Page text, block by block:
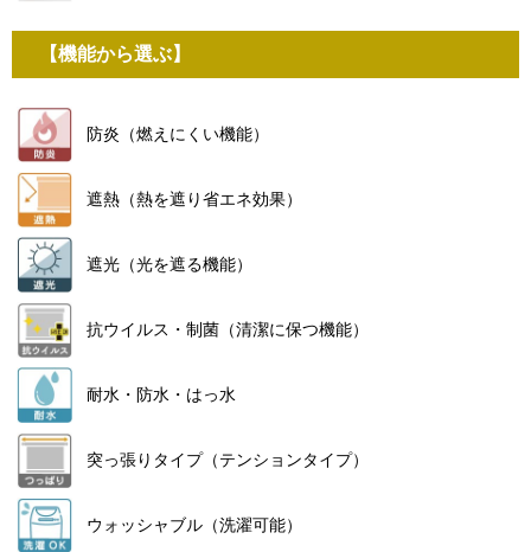
【機能から選ぶ】
防炎（燃えにくい機能）
遮熱（熱を遮り省エネ効果）
遮光（光を遮る機能）
抗ウイルス・制菌（清潔に保つ機能）
耐水・防水・はっ水
突っ張りタイプ（テンションタイプ）
ウォッシャブル（洗濯可能）